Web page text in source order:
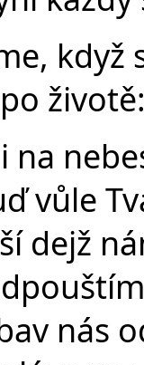
když
na
vůle
dejž
nás